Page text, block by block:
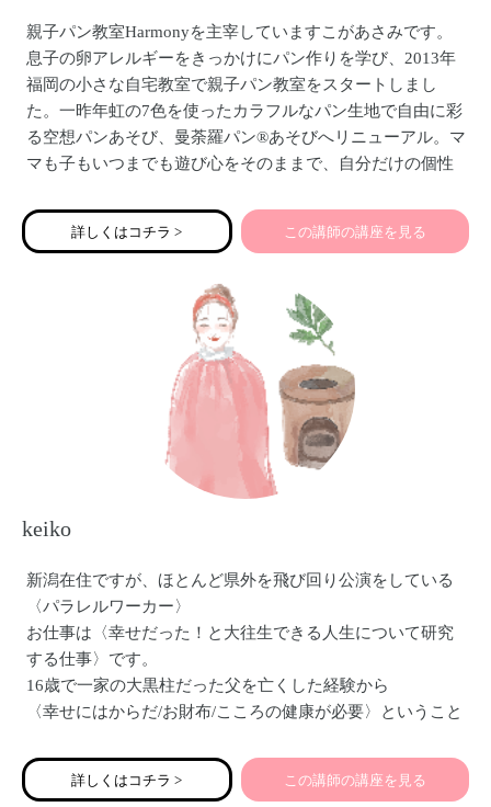
親子パン教室Harmonyを主宰していますこがあさみです。
息子の卵アレルギーをきっかけにパン作りを学び、2013年
福岡の小さな自宅教室で親子パン教室をスタートしまし
た。一昨年虹の7色を使ったカラフルなパン生地で自由に彩
る空想パンあそび、曼荼羅パン®あそびへリニューアル。マ
マも子もいつまでも遊び心をそのままで、自分だけの個性
インでもはじめます。
お会いできるのを楽しみにしています。
詳しくはコチラ > この講師の講座を見る
keiko
新潟在住ですが、ほとんど県外を飛び回り公演をしている
〈パラレルワーカー〉
お仕事は〈幸せだった！と大往生できる人生について研究
する仕事〉です。
16歳で一家の大黒柱だった父を亡くした経験から
〈幸せにはからだ/お財布/こころの健康が必要〉ということ
フワークとしています。
具体的には〈看護師資格取得後、病棟勤務、現代人女性に
詳しくはコチラ > この講師の講座を見る